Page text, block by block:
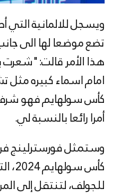
ويسجل للالمانية
تضع موضعا لها الى
هذا الأمر قالت:"شعرت
امام اسماء كبيره مثل
كأس سولهايم فهو شرف
أمرا رائعا بالنسبة لي.
وستمثل فورسترلينج
كأس
للجولف، لتنتقل إلى